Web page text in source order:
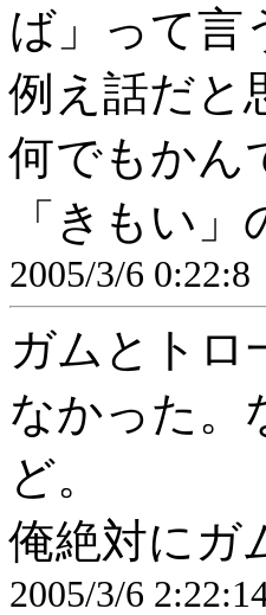
ば」って言
例え話だと
何でもかん
「きもい
2005/3/6 0:22:8
ガムとトロ
なかった。
ど。
俺絶対にガ
2005/3/6